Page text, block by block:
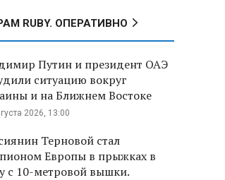
RUBY. ОПЕРАТИВНО
Путин и президент ОАЭ
ситуацию вокруг
и на Ближнем Востоке
2026, 13:00
Терновой стал
Европы в прыжках в
с 10-метровой вышки.